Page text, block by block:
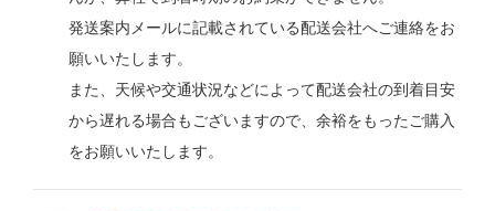
発送案内メールに記載されている配送会社へご連絡をお
願いいたします。
また、天候や交通状況などによって配送会社の到着目安
から遅れる場合もございますので、余裕をもったご購入
をお願いいたします。